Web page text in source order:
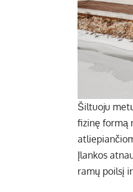
Šiltuoju
fizinę formą
Įlankos
ramų poilsį